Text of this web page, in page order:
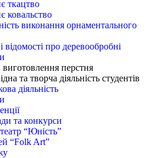
ткацтво
ковальство
виконання орнаментального
відомості про деревообробні
перстня
та творча діяльність студентів
діяльність
та конкурси
“Юність”
“Folk Art”